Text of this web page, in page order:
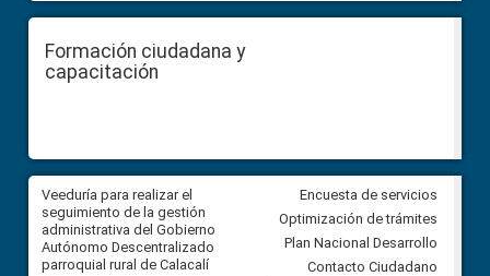
Formación ciudadana y
capacitación
Veeduría para realizar el
seguimiento de la gestión
administrativa del Gobierno
Autónomo Descentralizado
parroquial rural de Calacalí
Veeduría para vigilar los
derivados de la Audiencia
comunidad Urbina, parroquia
Carolina
Encuesta de servicios
Optimización de trámites
Plan Nacional Desarrollo
Contacto Ciudadano